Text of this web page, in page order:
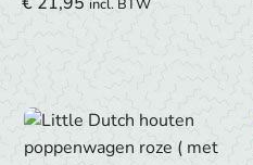
incl. BTW